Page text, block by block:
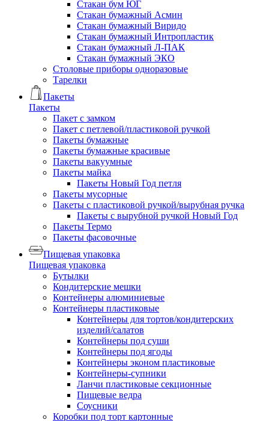
Стакан бум ЮГ
Стакан бумажный Асмин
Стакан бумажный Виридо
Стакан бумажный Интропластик
Стакан бумажный Л-ПАК
Стакан бумажный ЭКО
Столовые приборы одноразовые
Тарелки
Пакеты
Пакеты
Пакет с замком
Пакет с петлевой/пластиковой ручкой
Пакеты бумажные
Пакеты бумажные красивые
Пакеты вакуумные
Пакеты майка
Пакеты Новый Год петля
Пакеты мусорные
Пакеты с пластиковой ручкой/вырубная ручка
Пакеты с вырубной ручкой Новый Год
Пакеты Термо
Пакеты фасовочные
Пищевая упаковка
Пищевая упаковка
Бутылки
Кондитерские мешки
Контейнеры алюминиевые
Контейнеры пластиковые
Контейнеры для тортов/кондитерских
изделий/салатов
Контейнеры под суши
Контейнеры под ягоды
Контейнеры эконом пластиковые
Контейнеры-супники
Ланчи пластиковые секционные
Пищевые ведра
Соусники
Коробки под торт картонные